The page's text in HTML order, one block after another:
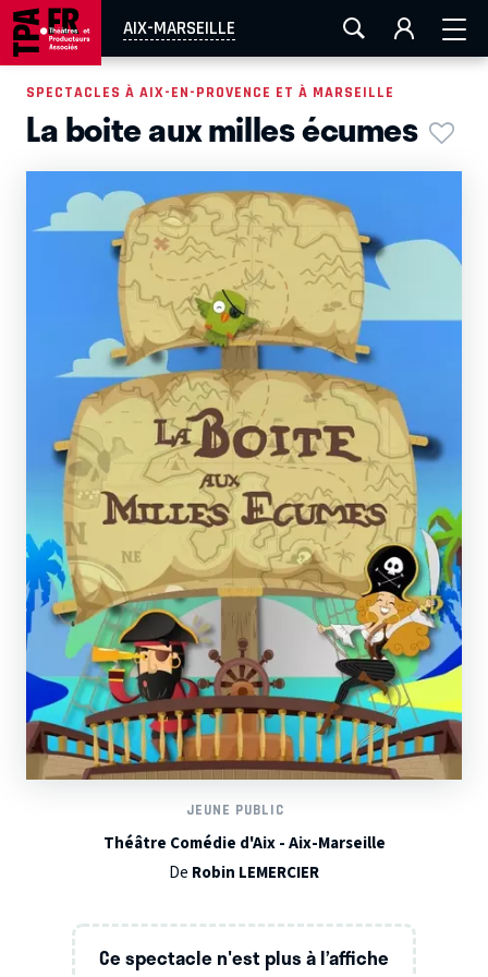
AIX-MARSEILLE
AIX-MARSEILLE AURAY LA ROCHELLE
EN TOURNÉE
SPECTACLES À AIX-EN-PROVENCE ET À MARSEILLE
La boite aux milles écumes
JEUNE PUBLIC
Théâtre Comédie d'Aix - Aix-Marseille
De Robin LEMERCIER
Ce spectacle n'est plus à l’affiche